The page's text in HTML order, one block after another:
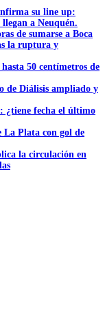
su line up:
a Neuquén.
de sumarse a Boca
la ruptura y
50 centímetros de
de Diálisis ampliado y
¿tiene fecha el último
La Plata con gol de
la circulación en